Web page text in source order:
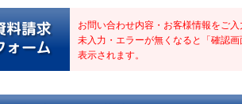
お問い合わせ内容・お客様情報をご入
未入力・エラーが無くなると「確認
表示されます。